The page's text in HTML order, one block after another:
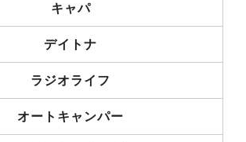
キャパ
デイトナ
ラジオライフ
オートキャンパー